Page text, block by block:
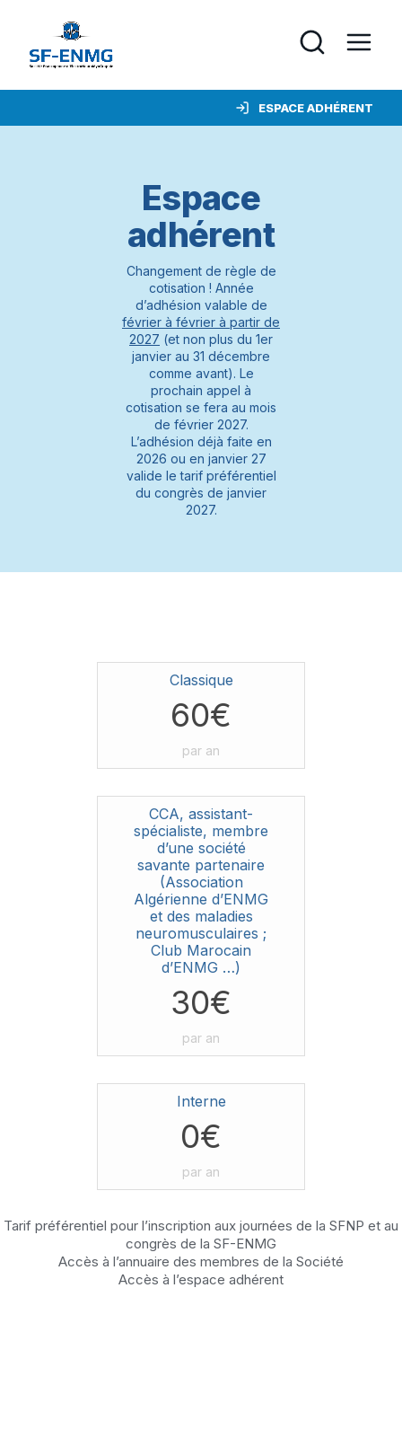
ESPACE ADHÉRENT
Espace
adhérent
Changement de règle de
cotisation ! Année
d’adhésion valable de
février à février à partir de
2027 (et non plus du 1er
janvier au 31 décembre
comme avant). Le
prochain appel à
cotisation se fera au mois
de février 2027.
L’adhésion déjà faite en
2026 ou en janvier 27
valide le tarif préférentiel
du congrès de janvier
2027.
Classique
60€
par an
CCA, assistant-
spécialiste, membre
d’une société
savante partenaire
(Association
Algérienne d’ENMG
et des maladies
neuromusculaires ;
Club Marocain
d’ENMG …)
30€
par an
Interne
0€
par an
Tarif préférentiel pour l’inscription aux journées de la SFNP et au
congrès de la SF-ENMG
Accès à l’annuaire des membres de la Société
Accès à l’espace adhérent